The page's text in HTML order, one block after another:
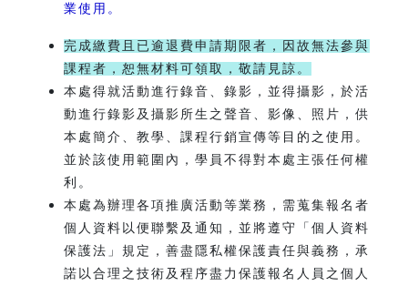
業使用。
完成繳費且已逾退費申請期限者，因故無法參與
課程者，恕無材料可領取，敬請見諒。
本處得就活動進行錄音、錄影，並得攝影，於活
動進行錄影及攝影所生之聲音、影像、照片，供
本處簡介、教學、課程行銷宣傳等目的之使用。
並於該使用範圍內，學員不得對本處主張任何權
利。
本處為辦理各項推廣活動等業務，需蒐集報名者
個人資料以便聯繫及通知，並將遵守「個人資料
保護法」規定，善盡隱私權保護責任與義務，承
諾以合理之技術及程序盡力保護報名人員之個人